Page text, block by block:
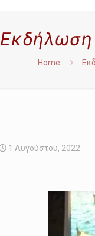
Εκδήλωση
Home
1 Αυγούστου, 2022